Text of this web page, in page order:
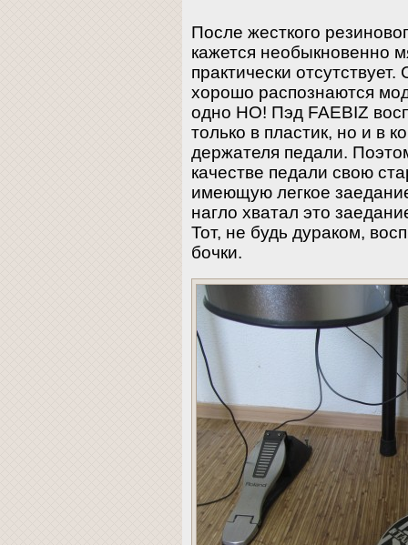
После жесткого
кажется необыкновенно
практически
хорошо распознаются
одно НО! Пэд FAEBIZ
только в пластик, но и в
держателя педали.
качестве педали свою
имеющую легкое
нагло хватал это
Тот, не будь дураком,
бочки.